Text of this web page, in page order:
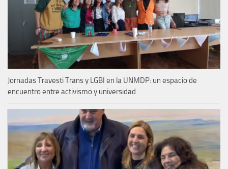
Jornadas Travesti Trans y LGBI en la UNMDP: un espacio de
encuentro entre activismo y universidad